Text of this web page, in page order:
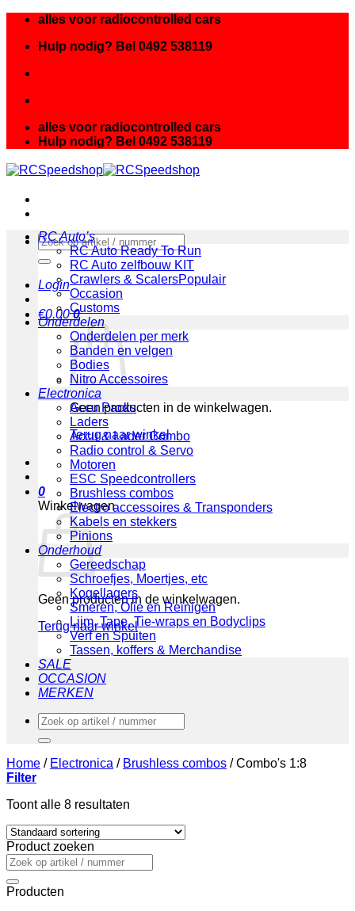
inhoud
alles voor radiocontrolled cars
Hulp nodig? Bel 0492 538119
alles voor radiocontrolled cars
Hulp nodig? Bel 0492 538119
Zoeken
naar:
Login
€0.00 0
Geen producten in de winkelwagen.
Terug naar winkel
0
Winkelwagen
Geen producten in de winkelwagen.
Terug naar winkel
RC Auto’s
RC Auto Ready To Run
RC Auto zelfbouw KIT
Crawlers & Scalers
Occasion
Customs
Onderdelen
Onderdelen per merk
Banden en velgen
Bodies
Nitro Accessoires
Electronica
Accu Packs
Laders
Accu & Lader Combo
Radio control & Servo
Motoren
ESC Speedcontrollers
Brushless combos
Electro accessoires & Transponders
Kabels en stekkers
Pinions
Onderhoud
Gereedschap
Schroefjes, Moertjes, etc
Kogellagers
Smeren, Olie en Reinigen
Lijm, Tape, Tie-wraps en Bodyclips
Verf en Spuiten
Tassen, koffers & Merchandise
SALE
OCCASION
MERKEN
Zoeken
naar:
Home / Electronica / Brushless combos /Combo's 1:8
Filter
Toont alle 8 resultaten
Product zoeken
Zoeken
naar:
Producten